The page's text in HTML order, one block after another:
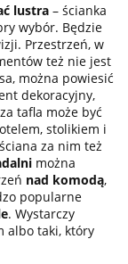
lustra – ścianka
wybór. Będzie
Przestrzeń, w
też nie jest
można powiesić
dekoracyjny,
tafla może być
stolikiem i
za nim też
można
nad komodą,
popularne
. Wystarczy
albo taki, który